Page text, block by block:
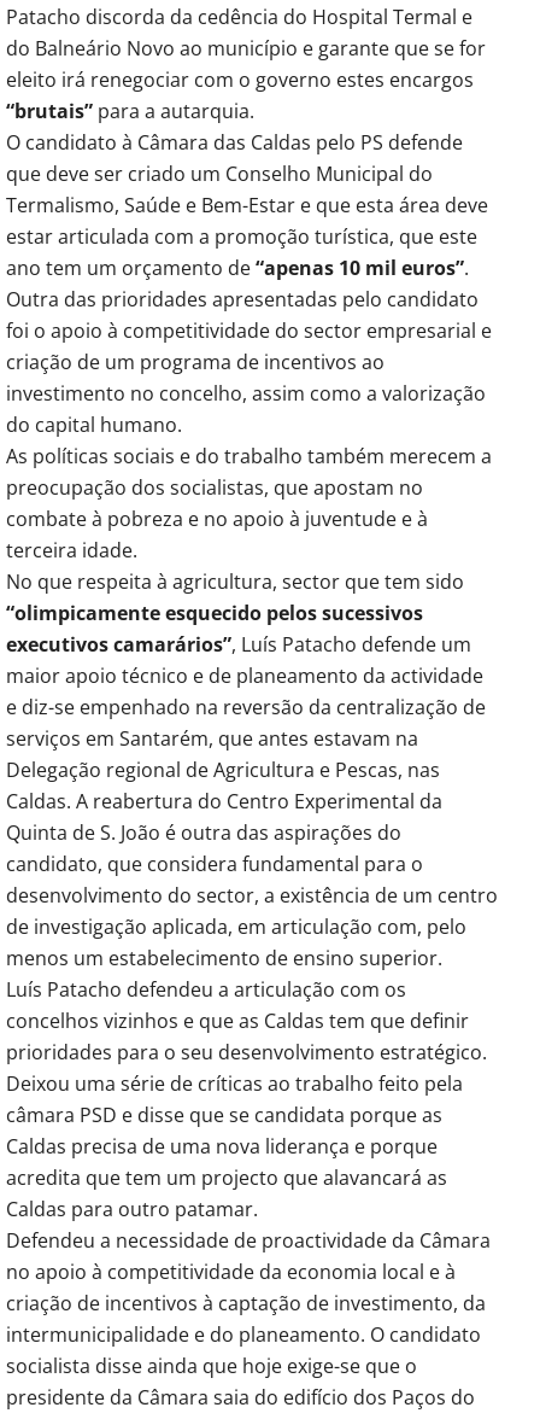
Patacho discorda da cedência do Hospital Termal e
do Balneário Novo ao município e garante que se for
eleito irá renegociar com o governo estes encargos
“brutais” para a autarquia.
O candidato à Câmara das Caldas pelo PS defende
que deve ser criado um Conselho Municipal do
Termalismo, Saúde e Bem-Estar e que esta área deve
estar articulada com a promoção turística, que este
ano tem um orçamento de“apenas 10 mil euros”.
Outra das prioridades apresentadas pelo candidato
foi o apoio à competitividade do sector empresarial e
criação de um programa de incentivos ao
investimento no concelho, assim como a valorização
do capital humano.
As políticas sociais e do trabalho também merecem a
preocupação dos socialistas, que apostam no
combate à pobreza e no apoio à juventude e à
terceira idade.
No que respeita à agricultura, sector que tem sido
“olimpicamente esquecido pelos sucessivos
executivos camarários”, Luís Patacho defende um
maior apoio técnico e de planeamento da actividade
e diz-se empenhado na reversão da centralização de
serviços em Santarém, que antes estavam na
Delegação regional de Agricultura e Pescas, nas
Caldas. A reabertura do Centro Experimental da
Quinta de S. João é outra das aspirações do
candidato, que considera fundamental para o
desenvolvimento do sector, a existência de um centro
de investigação aplicada, em articulação com, pelo
menos um estabelecimento de ensino superior.
Luís Patacho defendeu a articulação com os
concelhos vizinhos e que as Caldas tem que definir
prioridades para o seu desenvolvimento estratégico.
Deixou uma série de críticas ao trabalho feito pela
câmara PSD e disse que se candidata porque as
Caldas precisa de uma nova liderança e porque
acredita que tem um projecto que alavancará as
Caldas para outro patamar.
Defendeu a necessidade de proactividade da Câmara
no apoio à competitividade da economia local e à
criação de incentivos à captação de investimento, da
intermunicipalidade e do planeamento. O candidato
socialista disse ainda que hoje exige-se que o
presidente da Câmara saia do edifício dos Paços do